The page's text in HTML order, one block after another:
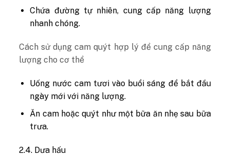
Chứa đường tự nhiên, cung cấp năng lượng
nhanh chóng.
Cách sử dụng cam quýt hợp lý để cung cấp năng
lượng cho cơ thể
Uống nước cam tươi vào buổi sáng để bắt đầu
ngày mới với năng lượng.
Ăn cam hoặc quýt như một bữa ăn nhẹ sau bữa
trưa.
2.4. Dưa hấu